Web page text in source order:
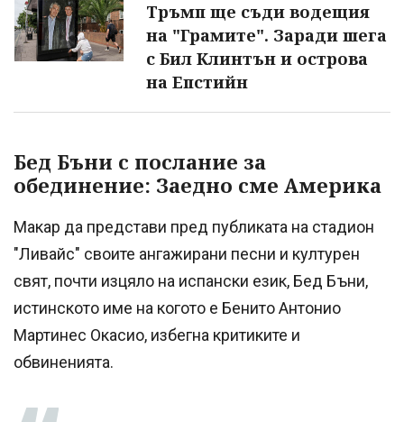
Тръмп ще съди водещия
на "Грамите". Заради шега
с Бил Клинтън и острова
на Епстийн
Бед Бъни с послание за
обединение: Заедно сме Америка
Макар да представи пред публиката на стадион
"Ливайс" своите ангажирани песни и културен
свят, почти изцяло на испански език, Бед Бъни,
истинското име на когото е Бенито Антонио
Мартинес Окасио, избегна критиките и
обвиненията.